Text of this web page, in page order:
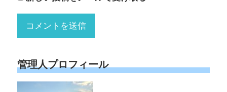
管理人プロフィール